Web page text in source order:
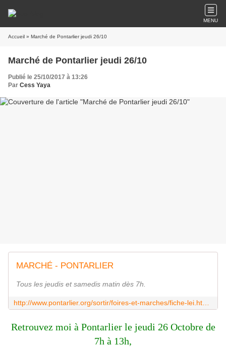
MENU
Accueil » Marché de Pontarlier jeudi 26/10
Marché de Pontarlier jeudi 26/10
Publié le 25/10/2017 à 13:26
Par Cess Yaya
MARCHÉ - PONTARLIER
Tous les jeudis et samedis matin dès 7h.
Retrouvez moi à Pontarlier le jeudi 26 Octobre de
7h à 13h,